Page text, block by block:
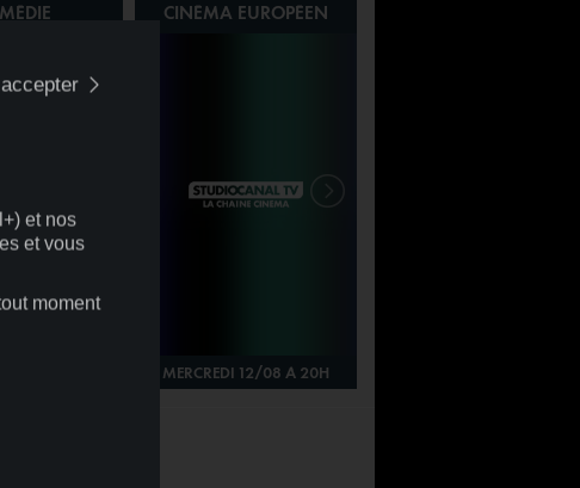
CINÉMA EUROPÉEN
MERCREDI 12/08 À 20H
et nos
et vous
moment